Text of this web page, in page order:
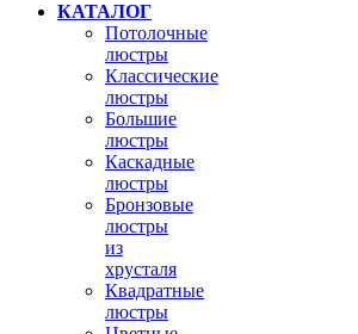
КАТАЛОГ
Потолочные
люстры
Классические
люстры
Большие
люстры
Каскадные
люстры
Бронзовые
люстры
из
хрусталя
Квадратные
люстры